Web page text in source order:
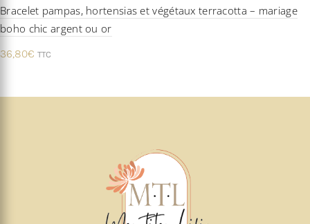
Bracelet pampas, hortensias et végétaux terracotta – mariage
boho chic argent ou or
36,80€ TTC